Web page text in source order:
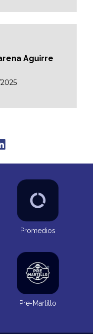
Aguirre
Promedios
Pre-Martillo